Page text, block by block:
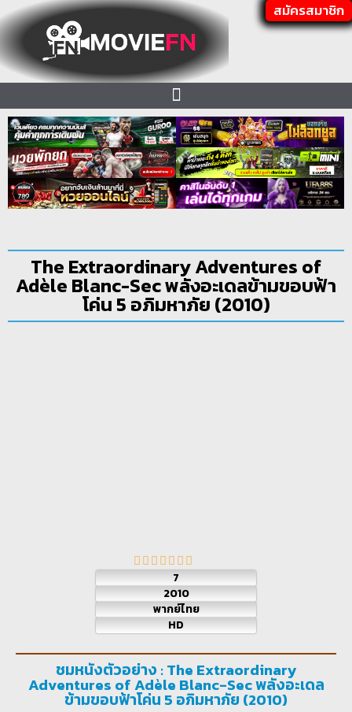
สมัครสมาชิก
The Extraordinary Adventures of
Adèle Blanc-Sec พลังอะเดลข้ามขอบฟ้า
โค่น 5 อภิมหาภัย (2010)
7
2010
พากย์ไทย
HD
ชมหนังตัวอย่าง : The Extraordinary
Adventures of Adèle Blanc-Sec พลังอะเดล
ข้ามขอบฟ้าโค่น 5 อภิมหาภัย (2010)